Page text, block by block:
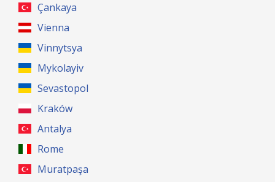
Çankaya
Vienna
Vinnytsya
Mykolayiv
Sevastopol
Kraków
Antalya
Rome
Muratpaşa